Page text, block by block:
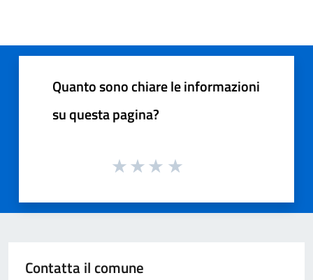
Quanto sono chiare le informazioni
su questa pagina?
Contatta il comune